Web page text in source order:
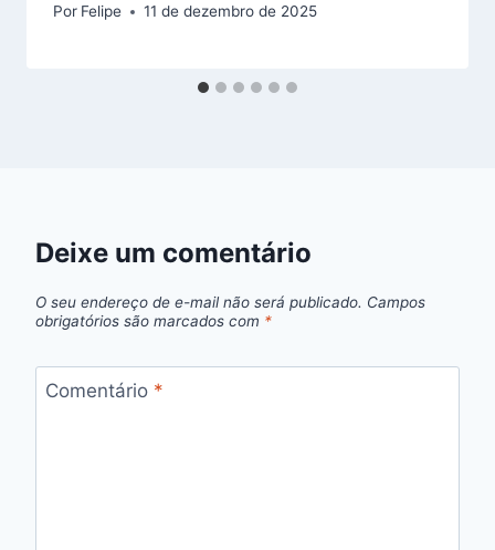
Por Felipe 11 de dezembro de 2025
Deixe um comentário
O seu endereço de e-mail não será publicado. Campos
obrigatórios são marcados com *
Comentário *